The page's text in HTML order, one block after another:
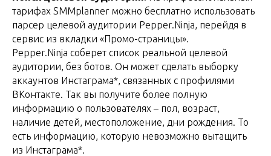
тарифах SMMplanner можно бесплатно использовать
парсер целевой аудитории Pepper.Ninja, перейдя в
сервис из вкладки «Промо-страницы».
Pepper.Ninja соберет список реальной целевой
аудитории, без ботов. Он может сделать выборку
аккаунтов Инстаграма*, связанных с профилями
ВКонтакте. Так вы получите более полную
информацию о пользователях – пол, возраст,
наличие детей, местоположение, дни рождения. То
есть информацию, которую невозможно вытащить
из Инстаграма*.